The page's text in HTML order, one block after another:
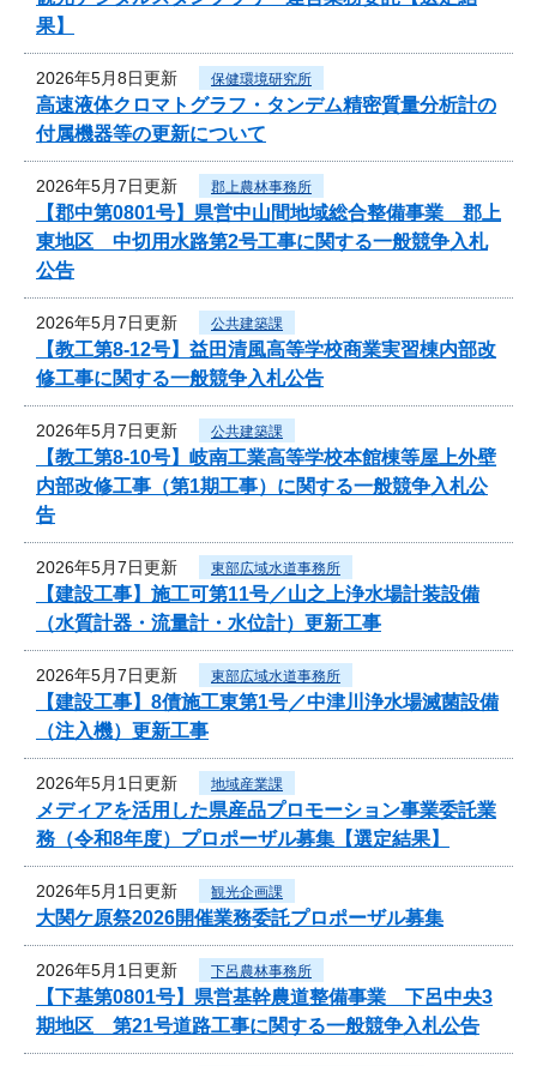
果】
2026年5月8日更新 保健環境研究所
高速液体クロマトグラフ・タンデム精密質量分析計の
付属機器等の更新について
2026年5月7日更新 郡上農林事務所
【郡中第0801号】県営中山間地域総合整備事業 郡上
東地区 中切用水路第2号工事に関する一般競争入札
公告
2026年5月7日更新 公共建築課
【教工第8-12号】益田清風高等学校商業実習棟内部改
修工事に関する一般競争入札公告
2026年5月7日更新 公共建築課
【教工第8-10号】岐南工業高等学校本館棟等屋上外壁
内部改修工事（第1期工事）に関する一般競争入札公
告
2026年5月7日更新 東部広域水道事務所
【建設工事】施工可第11号／山之上浄水場計装設備
（水質計器・流量計・水位計）更新工事
2026年5月7日更新 東部広域水道事務所
【建設工事】8債施工東第1号／中津川浄水場滅菌設備
（注入機）更新工事
2026年5月1日更新 地域産業課
メディアを活用した県産品プロモーション事業委託業
務（令和8年度）プロポーザル募集【選定結果】
2026年5月1日更新 観光企画課
大関ケ原祭2026開催業務委託プロポーザル募集
2026年5月1日更新 下呂農林事務所
【下基第0801号】県営基幹農道整備事業 下呂中央3
期地区 第21号道路工事に関する一般競争入札公告